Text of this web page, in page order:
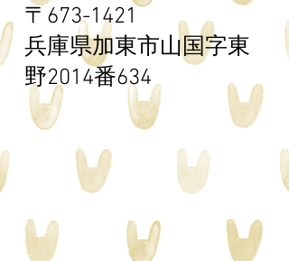
〒673-1421
兵庫県加東市山国字東
野2014番634